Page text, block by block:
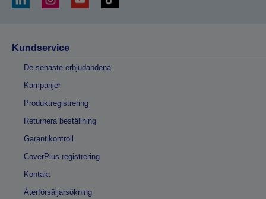
Kundservice
De senaste erbjudandena
Kampanjer
Produktregistrering
Returnera beställning
Garantikontroll
CoverPlus-registrering
Kontakt
Återförsäljarsökning